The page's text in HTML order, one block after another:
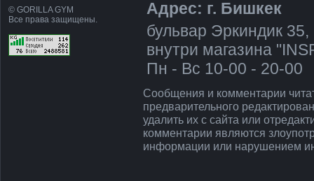
© GORILLA GYM
Все права защищены.
Адрес: г. Бишкек
бульвар Эркиндик 35,
внутри магазина
Пн - Вс 10-00 - 20-00
Сообщения и комментарии
предварительного
удалить их с сайта или
комментарии являются
информации или нарушением